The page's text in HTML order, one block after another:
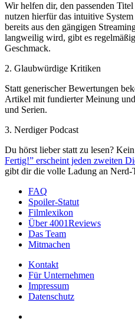
Wir helfen dir, den passenden
nutzen hierfür das intuitive
bereits aus den gängigen
langweilig wird, gibt es
Geschmack.
2. Glaubwürdige Kritiken
Statt generischer Bewertungen
Artikel mit fundierter Meinung
und Serien.
3. Nerdiger Podcast
Du hörst lieber statt zu lesen?
Fertig!” erscheint jeden zweiten
gibt dir die volle Ladung an
FAQ
Spoiler-Statut
Filmlexikon
Über 4001Reviews
Das Team
Mitmachen
Kontakt
Für Unternehmen
Impressum
Datenschutz